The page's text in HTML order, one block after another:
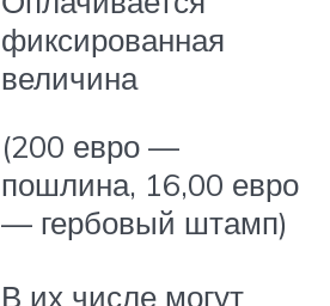
фиксированная
величина
(200 евро —
пошлина, 16,00 евро
— гербовый штамп)
В их числе могут